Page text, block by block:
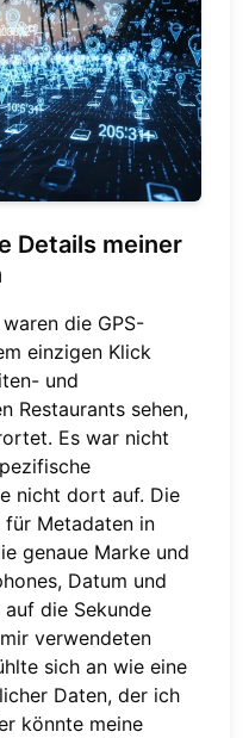
Details meiner
die GPS-
einzigen Klick
und
Restaurants sehen,
Es war nicht
nicht dort auf. Die
für Metadaten in
genaue Marke und
Datum und
die Sekunde
verwendeten
sich an wie eine
Daten, der ich
könnte meine